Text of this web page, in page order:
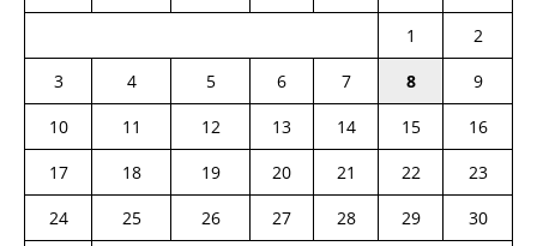
1
2
3
4 5 6 7 8
9
10
11 12 13 14 15
16
17
18 19 20 21 22
23
24
25 26 27 28 29
30